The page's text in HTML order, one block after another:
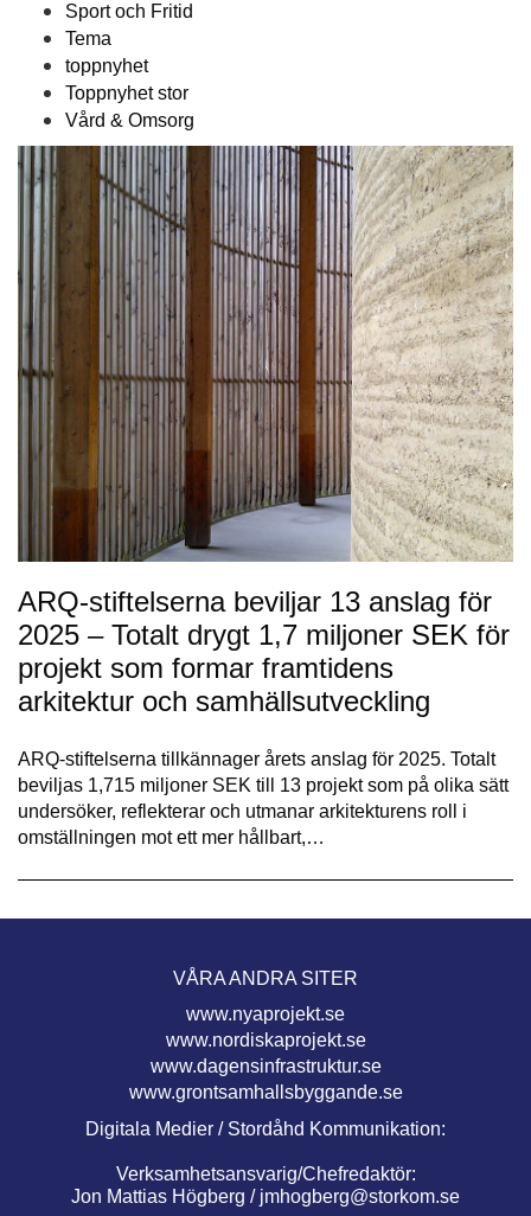
Sport och Fritid
Tema
toppnyhet
Toppnyhet stor
Vård & Omsorg
ARQ-stiftelserna beviljar 13 anslag för
2025 – Totalt drygt 1,7 miljoner SEK för
projekt som formar framtidens
arkitektur och samhällsutveckling
ARQ-stiftelserna tillkännager årets anslag för 2025. Totalt
beviljas 1,715 miljoner SEK till 13 projekt som på olika sätt
undersöker, reflekterar och utmanar arkitekturens roll i
omställningen mot ett mer hållbart,…
VÅRA ANDRA SITER
www.nyaprojekt.se
www.nordiskaprojekt.se
www.dagensinfrastruktur.se
www.grontsamhallsbyggande.se
Digitala Medier / Stordåhd Kommunikation:
Verksamhetsansvarig/Chefredaktör:
Jon Mattias Högberg / jmhogberg@storkom.se